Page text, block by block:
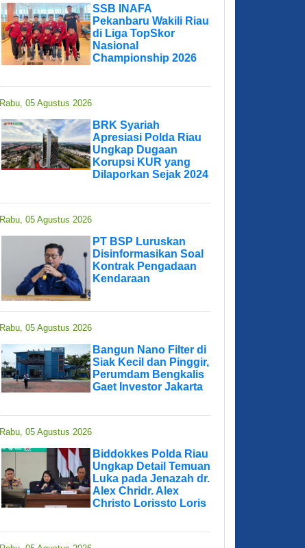
SSB INAFA
Pekanbaru Wakili Riau
di Liga TopSkor
Nasional
Championship 2026
Rabu, 05 Agustus 2026
BRK Syariah
Apresiasi Polda Riau
Ungkap Dugaan
Korupsi KUR yang
Dilaporkan Sejak 2024
Rabu, 05 Agustus 2026
PT BSP Luruskan
Disinformasikan Soal
Kontrak Pengadaan
Kendaraan
Rabu, 05 Agustus 2026
Bangun Nano Filter di
Siak Kecil dan Pinggir,
Perumdam Bengkalis
Gaet Investor Jakarta
Rabu, 05 Agustus 2026
Biddokkes Polda Riau
Ungkap Detail Temuan
Luka pada Jenazah dr.
Alex Chridr. Alex
Christo Lorissto Loris